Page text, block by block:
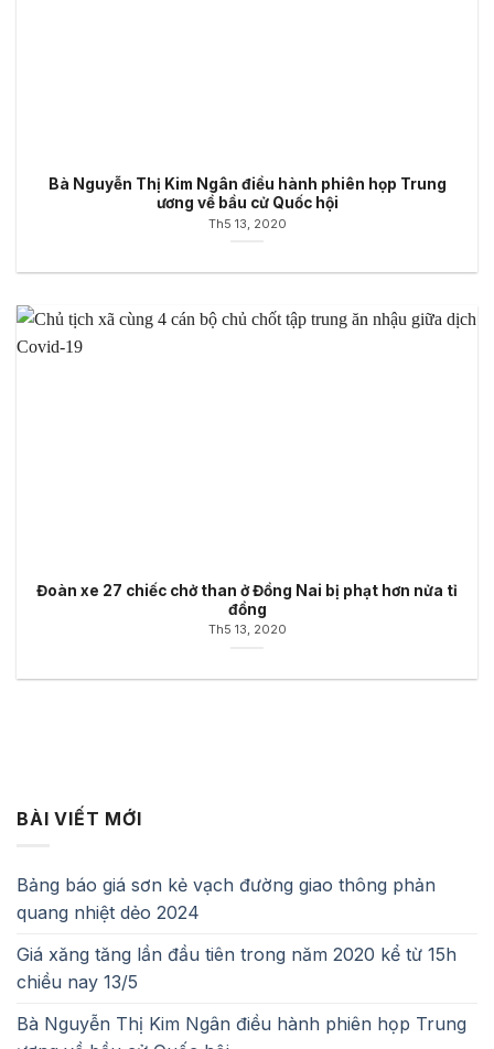
Bà Nguyễn Thị Kim Ngân điều hành phiên họp Trung
ương về bầu cử Quốc hội
Th5 13, 2020
Đoàn xe 27 chiếc chở than ở Đồng Nai bị phạt hơn nửa tỉ
đồng
Th5 13, 2020
BÀI VIẾT MỚI
Bảng báo giá sơn kẻ vạch đường giao thông phản
quang nhiệt dẻo 2024
Giá xăng tăng lần đầu tiên trong năm 2020 kể từ 15h
chiều nay 13/5
Bà Nguyễn Thị Kim Ngân điều hành phiên họp Trung